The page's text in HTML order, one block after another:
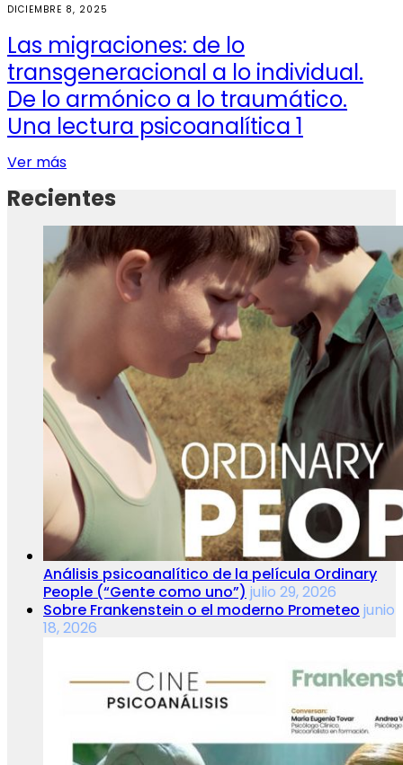
DICIEMBRE 8, 2025
Las migraciones: de lo
transgeneracional a lo individual.
De lo armónico a lo traumático.
Una lectura psicoanalítica 1
Ver más
Recientes
Análisis psicoanalítico de la película Ordinary
People (“Gente como uno”) julio 29, 2026
Sobre Frankenstein o el moderno Prometeo junio
18, 2026